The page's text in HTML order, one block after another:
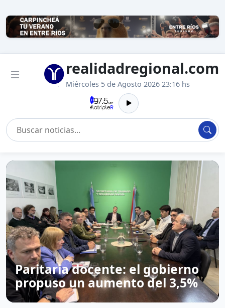
realidadregional.com
Miércoles 5 de Agosto 2026 23:16 hs
Paritaria docente: el gobierno
propuso un aumento del 3,5%